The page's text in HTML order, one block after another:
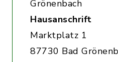
Grönenbach
Hausanschrift
Marktplatz 1
87730 Bad